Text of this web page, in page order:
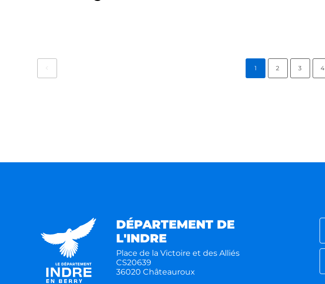
1 2 3 4
DÉPARTEMENT DE
L'INDRE
Place de la Victoire et des Alliés
CS20639
36020 Châteauroux